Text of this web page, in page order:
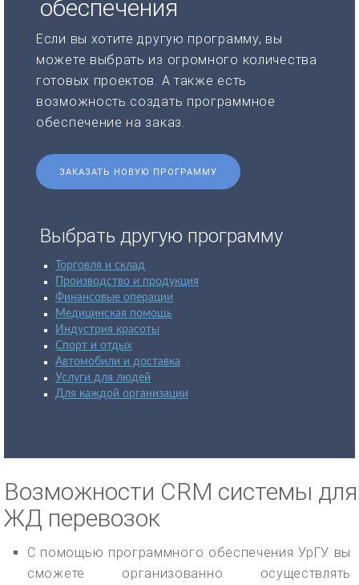
обеспечения
Если вы хотите другую программу, вы
можете выбрать из огромного количества
готовых проектов. А также есть
возможность создать программное
обеспечение на заказ.
ЗАКАЗАТЬ НОВУЮ ПРОГРАММУ
Выбрать другую программу
Торговля и склад
Производство и продукция
Финансовые операции
Медицинская помощь
Индустрия красоты
Спорт и отдых
Автомобили и доставка
Услуги для людей
Для каждой организации
Возможности CRM системы для
ЖД перевозок
С помощью программного обеспечения УрГУ вы
сможете организованно осуществлять